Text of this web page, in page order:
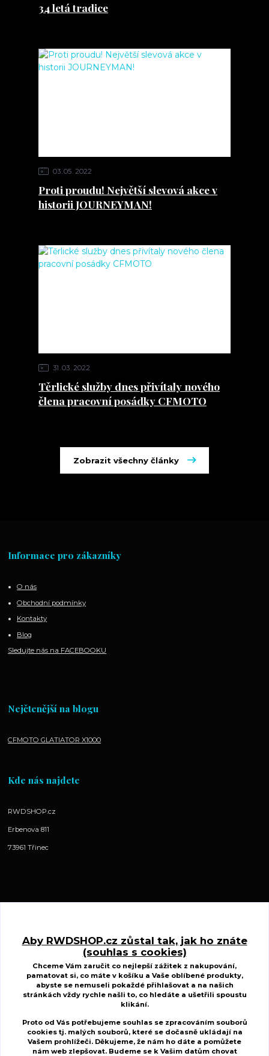
34 letá tradice
03 05 2022
Proti proudu! Největší slevová akce v
historii JOURNEYMAN!
31 03 2022
Těrlické služby dnes přivítaly nového
člena pracovní posádky CFMOTO
Zobrazit všechny články
Informace pro zákazníky
O nás
Obchodní podmínky
Kontakty
Blog
Sledujte nás na FACEBOOKU
Nejčtenější na blogu
CFMOTO GLATIATOR X1000
Kde nás najdete
RWDSHOP.cz
Erbenova 811
73961 Třinec
Kontakty
www.ctyrkolkycfmoto.cz
Radek Wojnar
+420 727 883 807
(Po-St-Pá, 10-17 hod. Út-Čt 8.00-15.00 hod.)
r.w.d@centrum.cz
Aby RWDSHOP.cz zůstal tak, jak ho znáte
(souhlas s cookies)
Chceme Vám zaručit co nejlepší zážitek z nakupování,
pamatovat si, co máte v košíku a Vaše oblíbené produkty,
abyste se nemuseli pokaždé přihlašovat a na našich
stránkách vždy rychle našli to, co hledáte a ušetřili spoustu
klikání.
Proto od Vás potřebujeme souhlas se zpracováním souborů
cookies tj. malých souborů, které se dočasně ukládají na
Vašem prohlížeči. Děkujeme, že nám ho dáte a pomůžete
nám web zlepšovat. Budeme se k Vašim datům chovat